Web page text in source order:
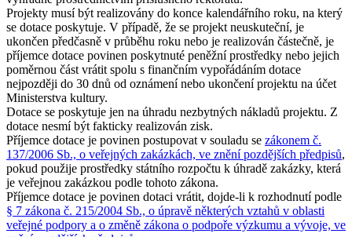
Projekty musí být realizovány do konce kalendářního roku, na který
se dotace poskytuje. V případě, že se projekt neuskuteční, je
ukončen předčasně v průběhu roku nebo je realizován částečně, je
příjemce dotace povinen poskytnuté peněžní prostředky nebo jejich
poměrnou část vrátit spolu s finančním vypořádáním dotace
nejpozději do 30 dnů od oznámení nebo ukončení projektu na účet
Ministerstva kultury.
Dotace se poskytuje jen na úhradu nezbytných nákladů projektu. Z
dotace nesmí být fakticky realizován zisk.
Příjemce dotace je povinen postupovat v souladu se zákonem č.
137/2006 Sb., o veřejných zakázkách, ve znění pozdějších předpisů,
pokud použije prostředky státního rozpočtu k úhradě zakázky, která
je veřejnou zakázkou podle tohoto zákona.
Příjemce dotace je povinen dotaci vrátit, dojde-li k rozhodnutí podle
§ 7 zákona č. 215/2004 Sb., o úpravě některých vztahů v oblasti
veřejné podpory a o změně zákona o podpoře výzkumu a vývoje, ve